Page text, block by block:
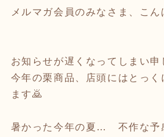
メルマガ会員のみなさま、こん
お知らせが遅くなってしまい
今年の栗商品、店頭にはとっく
ます🙇
暑かった今年の夏… 不作な予